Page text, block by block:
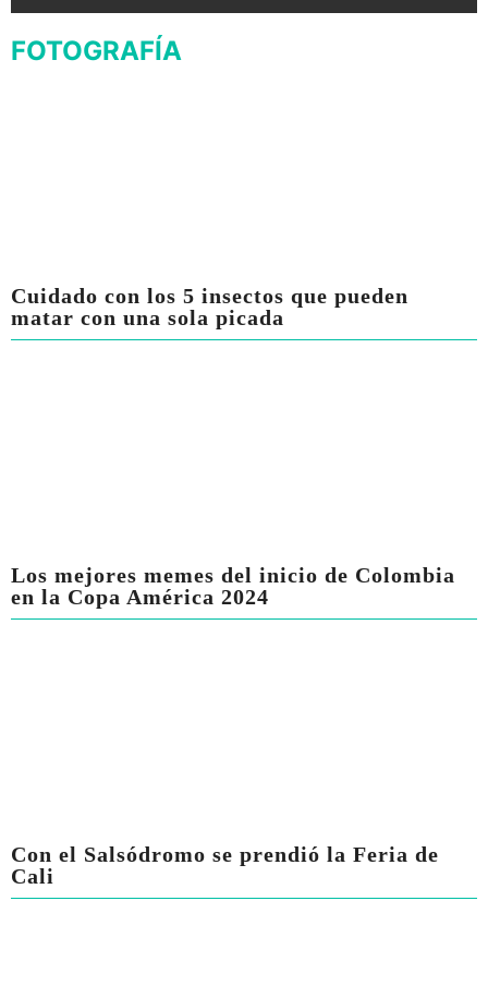
FOTOGRAFÍA
Cuidado con los 5 insectos que pueden
matar con una sola picada
Los mejores memes del inicio de Colombia
en la Copa América 2024
Con el Salsódromo se prendió la Feria de
Cali